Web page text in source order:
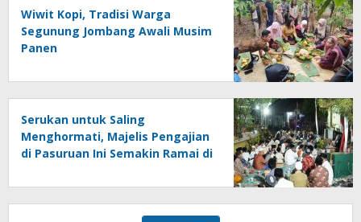
Wiwit Kopi, Tradisi Warga
Segunung Jombang Awali Musim
Panen
Serukan untuk Saling
Menghormati, Majelis Pengajian
di Pasuruan Ini Semakin Ramai di